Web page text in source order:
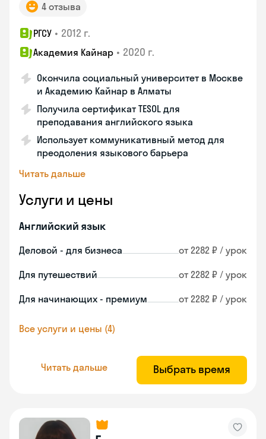
4 отзыва
РГСУ • 2012 г.
Академия Кайнар • 2020 г.
Окончила социальный университет в Москве
и Академию Кайнар в Алматы
Получила сертификат TESOL для
преподавания английского языка
Использует коммуникативный метод для
преодоления языкового барьера
Читать дальше
Услуги и цены
Английский язык
Деловой - для бизнеса от 2282 ₽ / урок
Для путешествий от 2282 ₽ / урок
Для начинающих - премиум от 2282 ₽ / урок
Все услуги и цены (4)
Читать дальше Выбрать время